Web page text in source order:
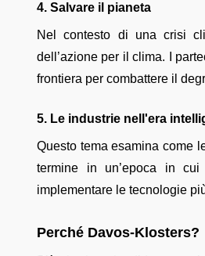
4. Salvare il pianeta
Nel contesto di una crisi
dell’azione per il clima. I
frontiera per combattere il
5. Le industrie nell'era
Questo tema esamina come
termine in un’epoca in
implementare le tecnologie
Perché Davos-Klosters?